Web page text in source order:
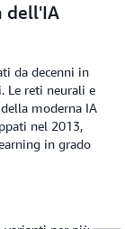
dell'IA
da decenni in
Le reti neurali e
moderna IA
nel 2013,
in grado